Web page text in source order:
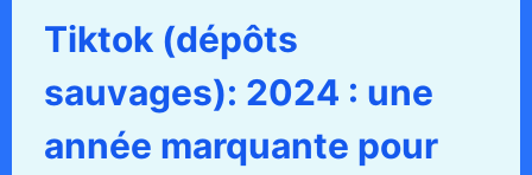
Tiktok (dépôts
sauvages): 2024 : une
année marquante pour